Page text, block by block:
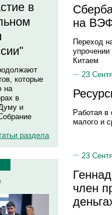
в
которые
на
в
и
раздела
на
Переход
Китаем
23
Работая
малого и
23
член